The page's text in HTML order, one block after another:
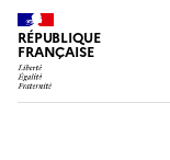
RÉPUBLIQUE
FRANÇAISE